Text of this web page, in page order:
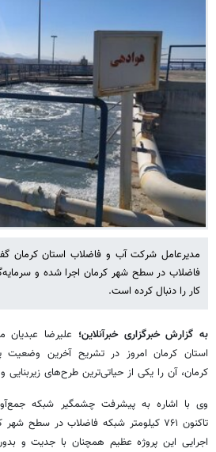
فاضلاب در سطح شهر کرمان اجرا شده و
کار را دنبال کرده است.
به گزارش خبرگزاری خبرآنلاین؛ علیرضا
استان کرمان امروز در تشریح آخرین وضعیت
کرمان، آن را یکی از حیاتی‌ترین طرح‌های
وی با اشاره به پیشرفت چشمگیر شبکه
تاکنون ۷۶۱ کیلومتر شبکه فاضلاب در
اجرایی این پروژه عظیم همچنان با جدیت و